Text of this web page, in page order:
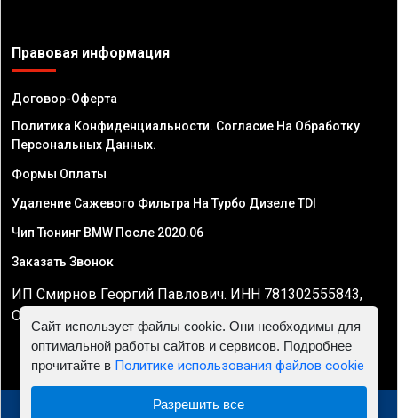
Правовая информация
Договор-Оферта
Политика Конфиденциальности. Согласие На Обработку
Персональных Данных.
Формы Оплаты
Удаление Сажевого Фильтра На Турбо Дизеле TDI
Чип Тюнинг BMW После 2020.06
Заказать Звонок
ИП Смирнов Георгий Павлович. ИНН 781302555843,
ОГРНИП 324470400032610
© 2010 - 2026 Чип тюнинг в Саратове - Автосервис
Сайт использует файлы cookie. Они необходимы для
оптимальной работы сайтов и сервисов. Подробнее
прочитайте в Политике использования файлов cookie
Разрешить все